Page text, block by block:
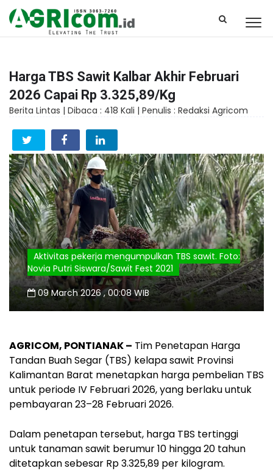
Harga TBS Sawit Kalbar Akhir Februari
2026 Capai Rp 3.325,89/Kg
Berita Lintas | Dibaca : 418 Kali | Penulis : Redaksi Agricom
Aktivitas pekerja mengumpulkan TBS sawit. Foto:
Novia Putri Siswara/Sawit Fest 2021
09 March 2026 , 00:08 WIB
AGRICOM, PONTIANAK – Tim Penetapan Harga
Tandan Buah Segar (TBS) kelapa sawit Provinsi
Kalimantan Barat menetapkan harga pembelian TBS
untuk periode IV Februari 2026, yang berlaku untuk
pembayaran 23–28 Februari 2026.
Dalam penetapan tersebut, harga TBS tertinggi
untuk tanaman sawit berumur 10 hingga 20 tahun
ditetapkan sebesar Rp 3.325,89 per kilogram.